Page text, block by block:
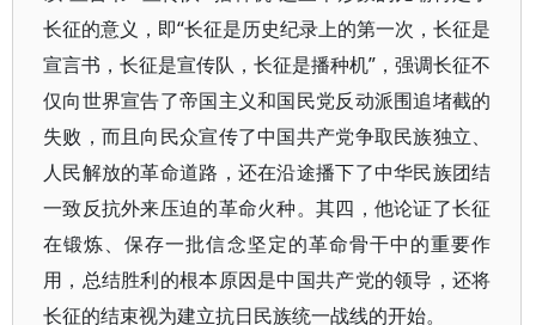
长征的意义，即“长征是历史纪录上的第一次，长征是
宣言书，长征是宣传队，长征是播种机”，强调长征不
仅向世界宣告了帝国主义和国民党反动派围追堵截的
失败，而且向民众宣传了中国共产党争取民族独立、
人民解放的革命道路，还在沿途播下了中华民族团结
一致反抗外来压迫的革命火种。其四，他论证了长征
在锻炼、保存一批信念坚定的革命骨干中的重要作
用，总结胜利的根本原因是中国共产党的领导，还将
长征的结束视为建立抗日民族统一战线的开始。